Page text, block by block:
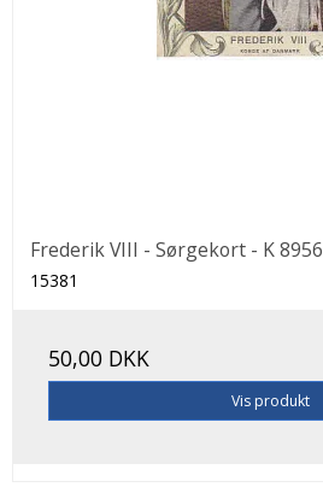
Frederik VIII - Sørgekort - K 8956
15381
50,00 DKK
Vis produkt